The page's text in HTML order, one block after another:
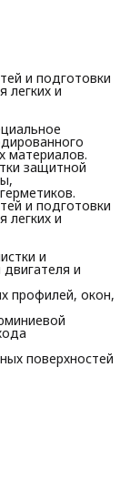
и подготовки
легких и
материалов.
защитной
и подготовки
легких и
и
и
профилей, окон,
поверхностей